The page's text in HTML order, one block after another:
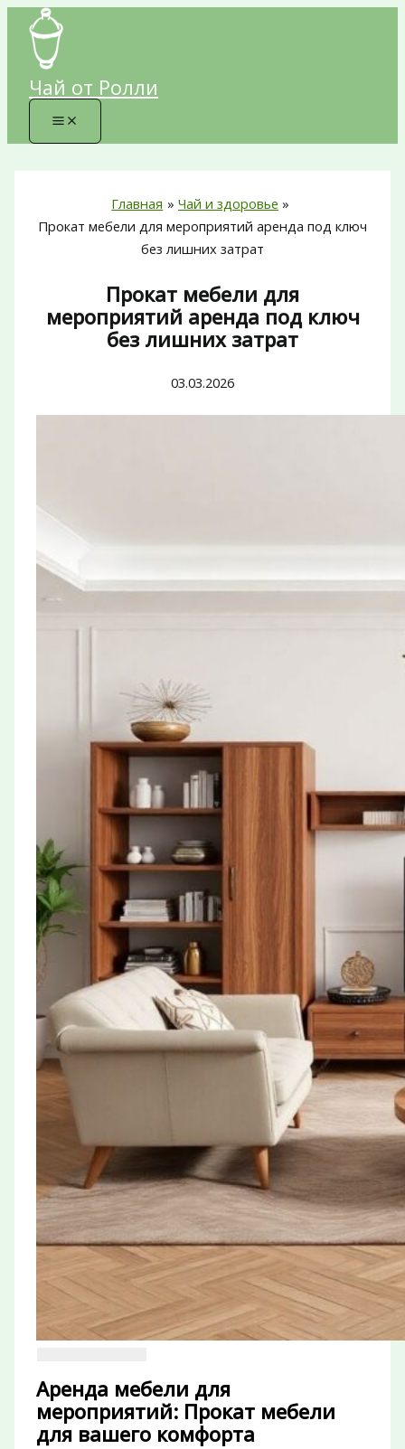
Перейти
содержимому
Чай от Ролли
Главная
Чай и здоровье
Прокат мебели для мероприятий аренда под ключ
без лишних затрат
Прокат мебели для
мероприятий аренда под ключ
без лишних затрат
03.03.2026
Аренда мебели для
мероприятий: Прокат мебели
для вашего комфорта